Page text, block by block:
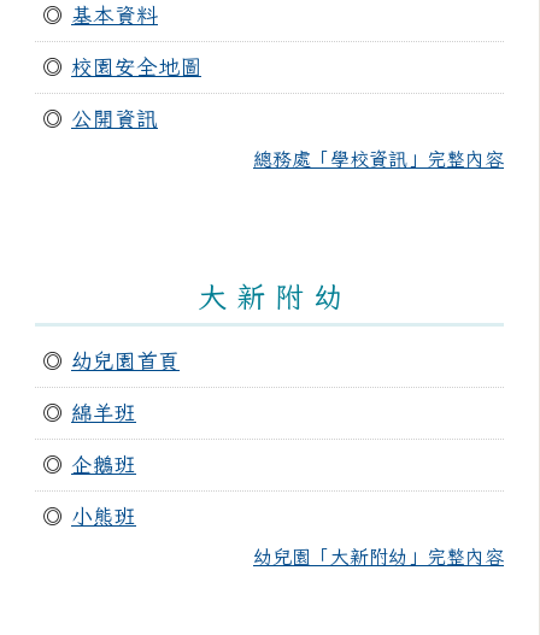
◎ 基本資料
◎ 校園安全地圖
◎ 公開資訊
總務處「學校資訊」完整內容
大 新 附 幼
◎ 幼兒園首頁
◎ 綿羊班
◎ 企鵝班
◎ 小熊班
幼兒園「大新附幼」完整內容